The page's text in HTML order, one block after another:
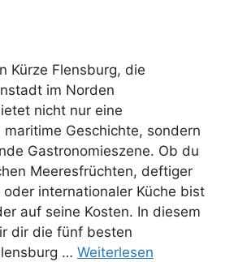
Kürze Flensburg, die
im Norden
nicht nur eine
Geschichte, sondern
Gastronomieszene. Ob du
Meeresfrüchten, deftiger
internationaler Küche bist
auf seine Kosten. In diesem
dir die fünf besten
… Weiterlesen